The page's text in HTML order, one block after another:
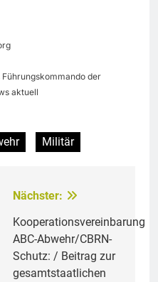
der
aktuell
Militär
Nächster:
Kooperationsvereinbarung
ABC-Abwehr/CBRN-
Schutz: / Beitrag zur
gesamtstaatlichen